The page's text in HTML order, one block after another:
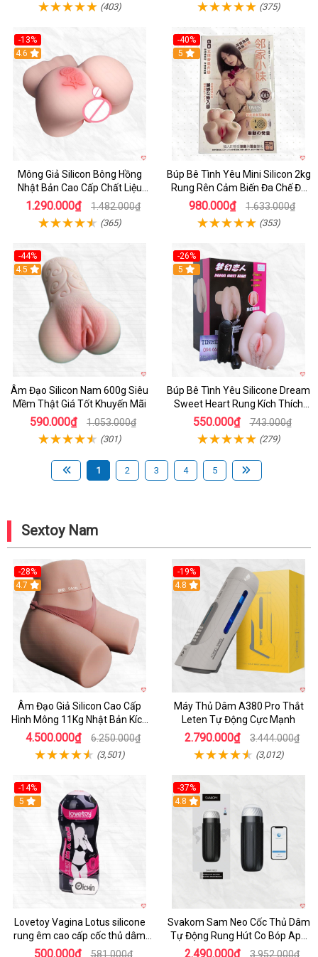
(403) (375)
-13%
4.6
Mông Giả Silicon Bông Hồng
Nhật Bản Cao Cấp Chất Liệu
Mềm Mại
1.290.000₫ 1.482.000₫
(365)
-40%
5
Búp Bê Tình Yêu Mini Silicon 2kg
Rung Rên Cảm Biến Đa Chế Độ
Sành Điệu
980.000₫ 1.633.000₫
(353)
-44%
4.5
Âm Đạo Silicon Nam 600g Siêu
Mềm Thật Giá Tốt Khuyến Mãi
590.000₫ 1.053.000₫
(301)
-26%
Hot
5
Búp Bê Tình Yêu Silicone Dream
Sweet Heart Rung Kích Thích
Mua
550.000₫ 743.000₫
(279)
1 2 3 4 5
Sextoy Nam
-28%
4.7
Âm Đạo Giả Silicon Cao Cấp
Hình Mông 11Kg Nhật Bản Kích
Thước Như Thật
4.500.000₫ 6.250.000₫
(3,501)
-19%
Hot
4.8
Máy Thủ Dâm A380 Pro Thắt
Leten Tự Động Cực Mạnh
2.790.000₫ 3.444.000₫
(3,012)
-14%
Hot
5
Lovetoy Vagina Lotus silicone
rung êm cao cấp cốc thủ dâm
nam
500.000₫ 581.000₫
-37%
4.8
Svakom Sam Neo Cốc Thủ Dâm
Tự Động Rung Hút Co Bóp App
Điều Khiển
2.490.000₫ 3.952.000₫